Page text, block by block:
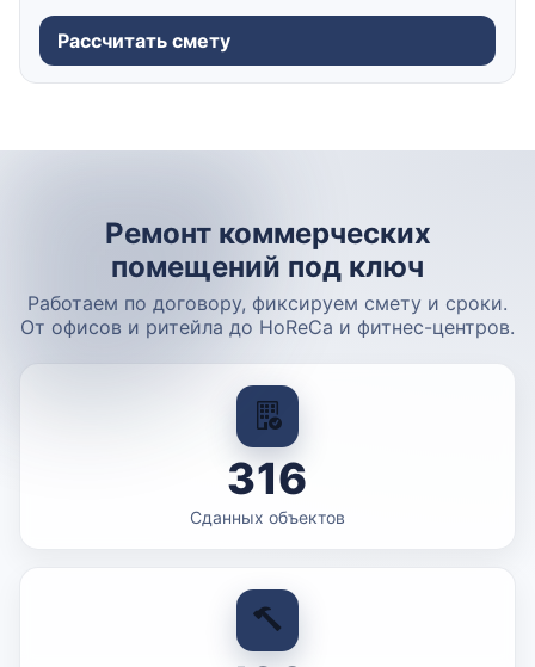
Рассчитать смету
Ремонт коммерческих
помещений под ключ
Работаем по договору, фиксируем смету и сроки.
От офисов и ритейла до HoReCa и фитнес-центров.
316
Сданных объектов